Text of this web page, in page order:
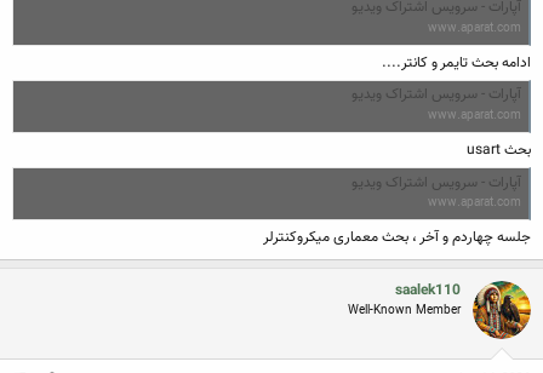
آپارات - سرویس اشتراک ویدیو
www.aparat.com
ادامه بحث تایمر و کانتر....
آپارات - سرویس اشتراک ویدیو
www.aparat.com
بحث usart
آپارات - سرویس اشتراک ویدیو
www.aparat.com
جلسه چهاردم و آخر ، بحث معماری میکروکنترلر
saalek110
Well-Known Member